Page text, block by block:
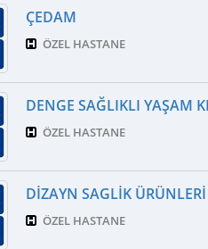
ÇEDAM
ÖZEL HASTANE
DENGE SAĞLIKLI YAŞAM
ÖZEL HASTANE
DIZAYN SAGLIK
ÖZEL HASTANE